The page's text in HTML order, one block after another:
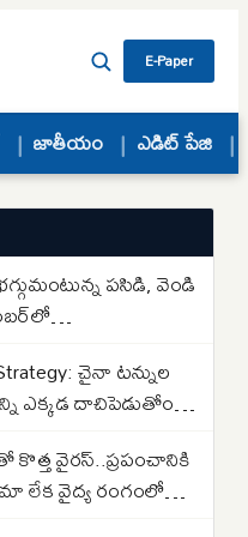
E-Paper
జాతీయం ఎడిట్ పేజి
పసిడి, వెండి
చైనా టన్నుల
ఎక్కడ దాచిపెడుతోందో
కథ ఇదే..
కొత్త వైరస్‌..ప్రపంచానికి
లేక వైద్య రంగంలో